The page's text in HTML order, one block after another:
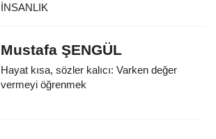
İNSANLIK
Mustafa ŞENGÜL
Hayat kısa, sözler kalıcı: Varken değer
vermeyi öğrenmek